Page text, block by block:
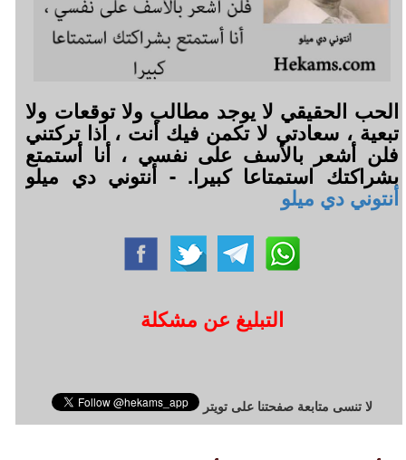
الحب الحقيقي لا يوجد مطالب ولا توقعات ولا
تبعية ، سعادتي لا تكمن فيك أنت ، اذا تركتني
فلن أشعر بالأسف على نفسي ، أنا أستمتع
بشراكتك استمتاعا كبيرا. - أنتوني دي ميلو
أنتوني دي ميلو
التبليغ عن مشكلة
لا تنسى متابعة صفحتنا على تويتر